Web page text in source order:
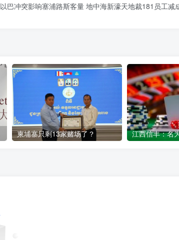
以巴冲突影响塞浦路斯客量 地中海新濠天地裁181员工减
柬埔寨只剩13家赌场了？